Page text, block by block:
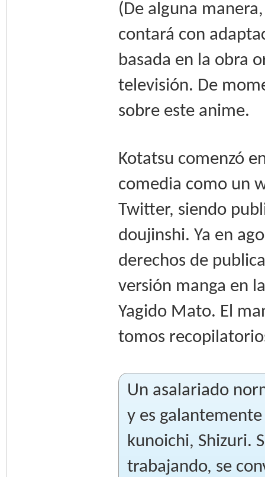
(De alguna
contará con
basada en la obra
televisión. De
sobre este anime.
Kotatsu comenzó
comedia como un
Twitter, siendo
doujinshi. Ya en
derechos de
versión manga en
Yagido Mato. El
tomos
Un asalariado
y es
kunoichi, Shizuri.
trabajando, se